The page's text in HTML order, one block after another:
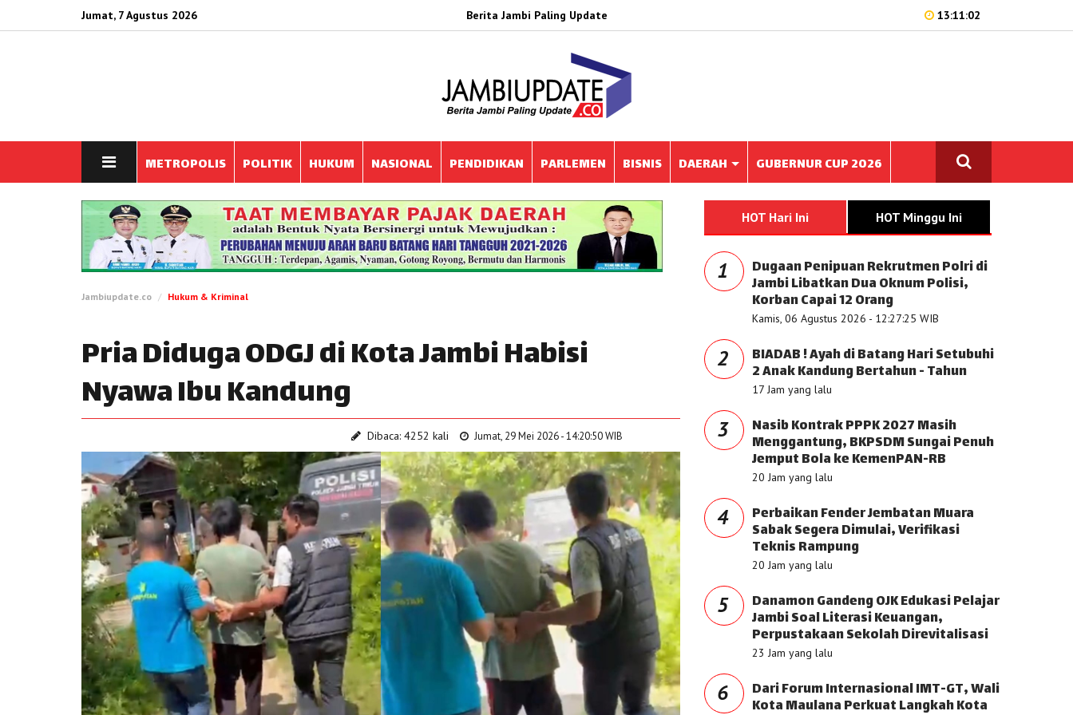
Jumat, 7 Agustus 2026 Berita Jambi Paling Update 13:11:02
METROPOLIS POLITIK HUKUM NASIONAL PENDIDIKAN PARLEMEN BISNIS DAERAH GUBERNUR CUP 2026
Jambiupdate.co Hukum & Kriminal
Pria Diduga ODGJ di Kota Jambi Habisi
Nyawa Ibu Kandung
Dibaca: 4252 kali Jumat, 29 Mei 2026 - 14:20:50 WIB
HOT Hari Ini HOT Minggu Ini
1 Dugaan Penipuan Rekrutmen Polri di
Jambi Libatkan Dua Oknum Polisi,
Korban Capai 12 Orang
Kamis, 06 Agustus 2026 - 12:27:25 WIB
2 BIADAB ! Ayah di Batang Hari Setubuhi
2 Anak Kandung Bertahun - Tahun
17 Jam yang lalu
3 Nasib Kontrak PPPK 2027 Masih
Menggantung, BKPSDM Sungai Penuh
Jemput Bola ke KemenPAN-RB
20 Jam yang lalu
4 Perbaikan Fender Jembatan Muara
Sabak Segera Dimulai, Verifikasi
Teknis Rampung
20 Jam yang lalu
5 Danamon Gandeng OJK Edukasi Pelajar
Jambi Soal Literasi Keuangan,
Perpustakaan Sekolah Direvitalisasi
23 Jam yang lalu
6 Dari Forum Internasional IMT-GT, Wali
Kota Maulana Perkuat Langkah Kota